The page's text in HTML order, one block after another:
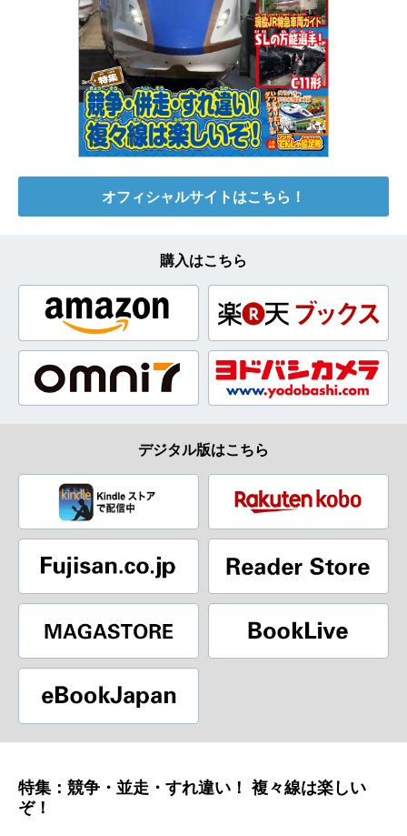
オフィシャルサイトはこちら！
購入はこちら
デジタル版はこちら
特集：競争・並走・すれ違い！ 複々線は楽しい
ぞ！